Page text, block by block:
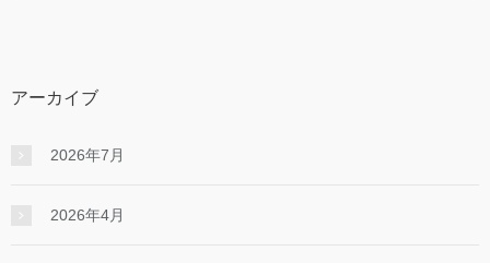
アーカイブ
2026年7月
2026年4月